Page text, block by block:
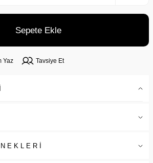
Sepete Ekle
Yaz Tavsiye Et